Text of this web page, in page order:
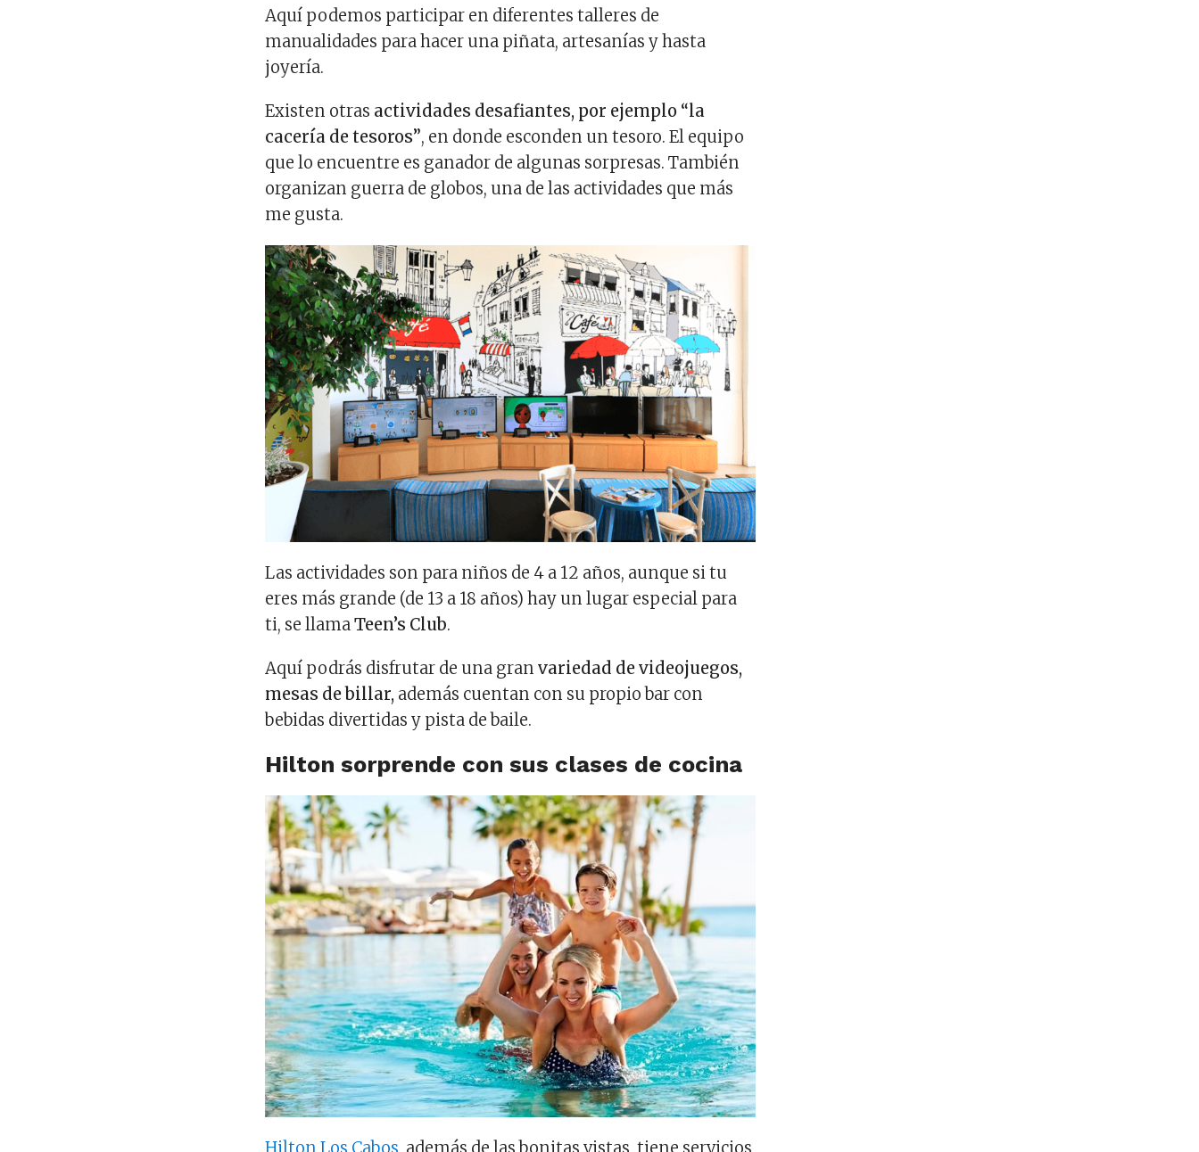
Aquí podemos participar en diferentes talleres de
manualidades para hacer una piñata, artesanías y hasta
joyería.
Existen otras actividades desafiantes, por ejemplo “la
cacería de tesoros”, en donde esconden un tesoro. El equipo
que lo encuentre es ganador de algunas sorpresas. También
organizan guerra de globos, una de las actividades que más
me gusta.
Las actividades son para niños de 4 a 12 años, aunque si tu
eres más grande (de 13 a 18 años) hay un lugar especial para
ti, se llamaTeen’s Club.
Aquí podrás disfrutar de una granvariedad de videojuegos,
mesas de billar, además cuentan con su propio bar con
bebidas divertidas y pista de baile.
Hilton sorprende con sus clases de cocina
Hilton Los Cabos, además de las bonitas vistas, tiene servicios